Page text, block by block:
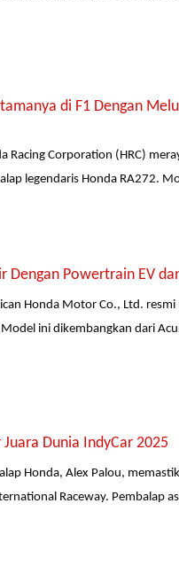
di F1 Dengan
Racing Corporation (HRC)
legendaris Honda RA272.
Dengan Powertrain EV
Honda Motor Co., Ltd.
ini dikembangkan dari
Dunia IndyCar 2025
Honda, Alex Palou,
Raceway. Pembalap